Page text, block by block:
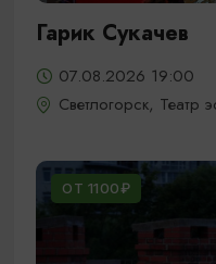
Гарик Сукачев
07.08.2026 19:00
Светлогорск, Театр
ОТ 1100₽